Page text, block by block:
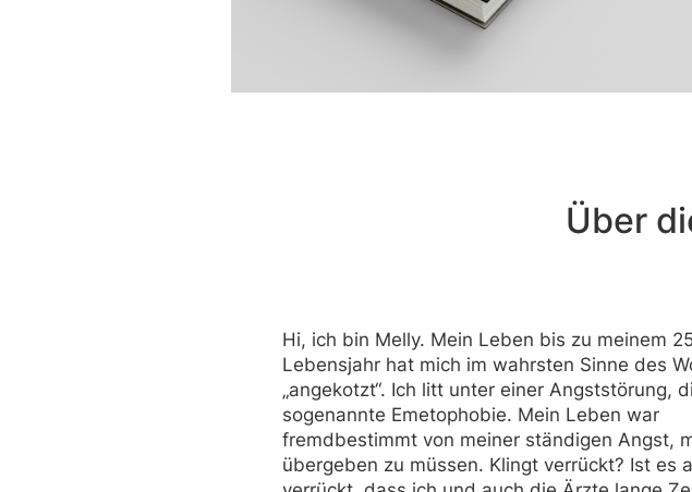
Über
Hi, ich bin Melly. Mein Leben bis zu meinem
Lebensjahr hat mich im wahrsten Sinne des
„angekotzt“. Ich litt unter einer Angststörung,
sogenannte Emetophobie. Mein Leben war
fremdbestimmt von meiner ständigen Angst,
übergeben zu müssen. Klingt verrückt? Ist es